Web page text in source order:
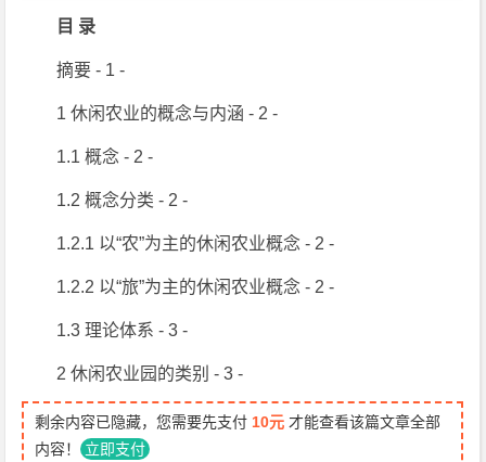
目 录
摘要 - 1 -
1 休闲农业的概念与内涵 - 2 -
1.1 概念 - 2 -
1.2 概念分类 - 2 -
1.2.1 以“农”为主的休闲农业概念 - 2 -
1.2.2 以“旅”为主的休闲农业概念 - 2 -
1.3 理论体系 - 3 -
2 休闲农业园的类别 - 3 -
剩余内容已隐藏，您需要先支付 10元 才能查看该篇文章全部
内容！ 立即支付